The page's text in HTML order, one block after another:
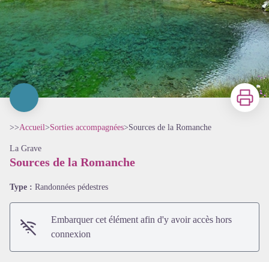
Imprimer
>>Accueil>Sorties accompagnées>Sources de la Romanche
La Grave
Sources de la Romanche
Type : Randonnées pédestres
Embarquer cet élément afin d'y avoir accès hors
connexion